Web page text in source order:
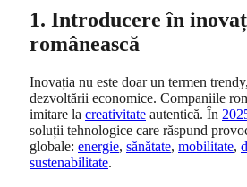
1. Introducere în
românească
Inovația nu este doar un termen
dezvoltării economice. Companiile
imitare la creativitate autentică. În
soluții tehnologice care răspund
globale: energie, sănătate, mobilitate,
sustenabilitate.